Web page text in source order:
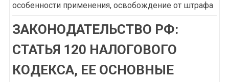
особенности применения, освобождение от штрафа
ЗАКОНОДАТЕЛЬСТВО РФ:
СТАТЬЯ 120 НАЛОГОВОГО
КОДЕКСА, ЕЕ ОСНОВНЫЕ